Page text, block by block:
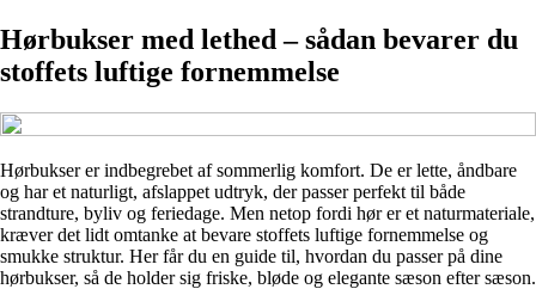
Hørbukser med lethed – sådan bevarer du
stoffets luftige fornemmelse
Hørbukser er indbegrebet af sommerlig komfort. De er lette, åndbare
og har et naturligt, afslappet udtryk, der passer perfekt til både
strandture, byliv og feriedage. Men netop fordi hør er et naturmateriale,
kræver det lidt omtanke at bevare stoffets luftige fornemmelse og
smukke struktur. Her får du en guide til, hvordan du passer på dine
hørbukser, så de holder sig friske, bløde og elegante sæson efter sæson.